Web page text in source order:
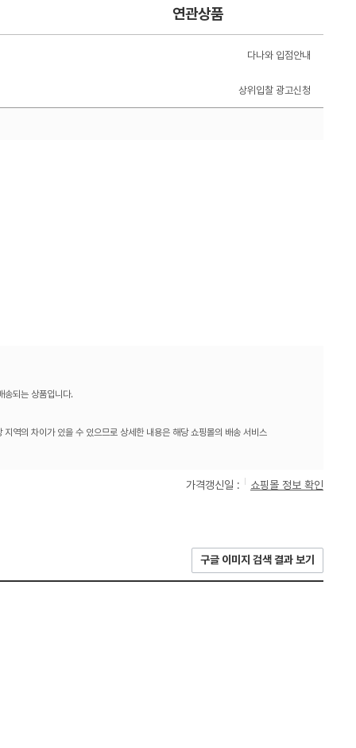
연관상품
다나와 입점안내
상위입찰 광고신청
송되는 상품입니다.
역의 차이가 있을 수 있으므로 상세한 내용은 해당 쇼핑몰의 배송 서비스
가격갱신일 : 쇼핑몰 정보 확인
구글 이미지 검색 결과 보기